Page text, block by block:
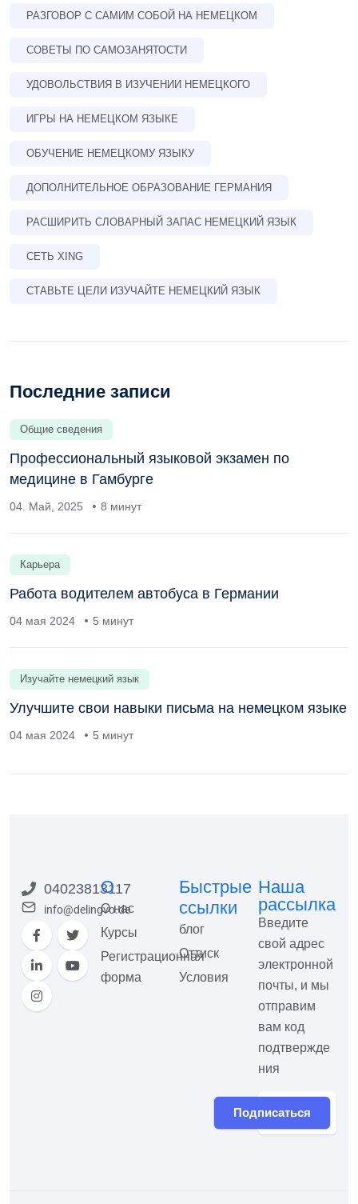
РАЗГОВОР С САМИМ СОБОЙ НА НЕМЕЦКОМ
СОВЕТЫ ПО САМОЗАНЯТОСТИ
УДОВОЛЬСТВИЯ В ИЗУЧЕНИИ НЕМЕЦКОГО
ИГРЫ НА НЕМЕЦКОМ ЯЗЫКЕ
ОБУЧЕНИЕ НЕМЕЦКОМУ ЯЗЫКУ
ДОПОЛНИТЕЛЬНОЕ ОБРАЗОВАНИЕ ГЕРМАНИЯ
РАСШИРИТЬ СЛОВАРНЫЙ ЗАПАС НЕМЕЦКИЙ ЯЗЫК
СЕТЬ XING
СТАВЬТЕ ЦЕЛИ ИЗУЧАЙТЕ НЕМЕЦКИЙ ЯЗЫК
Последние записи
Общие сведения
Профессиональный языковой экзамен по
медицине в Гамбурге
04. Май, 2025 8 минут
Карьера
Работа водителем автобуса в Германии
04 мая 2024 5 минут
Изучайте немецкий язык
Улучшите свои навыки письма на немецком языке
04 мая 2024 5 минут
04023813117
info@delingvo.de
О
О нас
Курсы
Регистрационная
форма
Быстрые
ссылки
блог
Оттиск
Условия
Наша
рассылка
Введите
свой адрес
электронной
почты, и мы
отправим
вам код
подтвержде
ния
Подписаться